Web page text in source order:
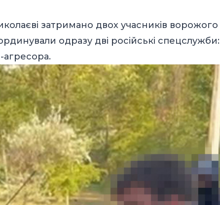
затримано двох учасників ворожого
одразу дві російські спецслужби:
агресора.